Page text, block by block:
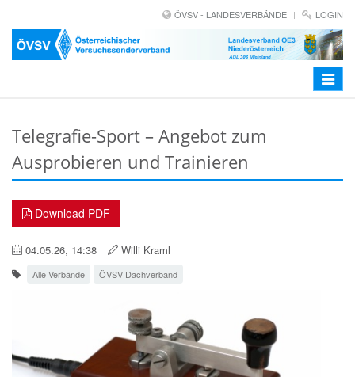
ÖVSV - LANDESVERBÄNDE LOGIN
Toggle
Telegrafie-Sport – Angebot zum
Ausprobieren und Trainieren
Download PDF
04.05.26, 14:38 Willi Kraml
Alle Verbände ÖVSV Dachverband